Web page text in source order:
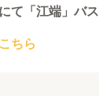
て「江端」バ
ちら